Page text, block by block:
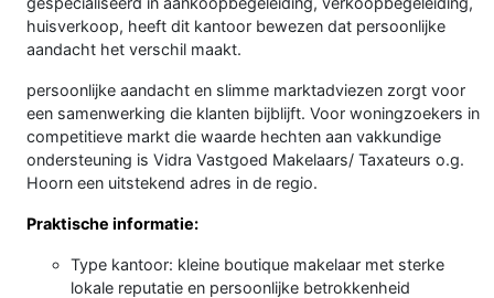
huisverkoop, heeft dit kantoor bewezen dat persoonlijke
aandacht het verschil maakt.
persoonlijke aandacht en slimme marktadviezen zorgt voor
een samenwerking die klanten bijblijft. Voor woningzoekers in
competitieve markt die waarde hechten aan vakkundige
ondersteuning is Vidra Vastgoed Makelaars/ Taxateurs o.g.
Hoorn een uitstekend adres in de regio.
Praktische informatie:
Type kantoor: kleine boutique makelaar met sterke
lokale reputatie en persoonlijke betrokkenheid